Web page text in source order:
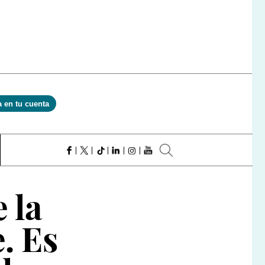
en tu cuenta
la
Es